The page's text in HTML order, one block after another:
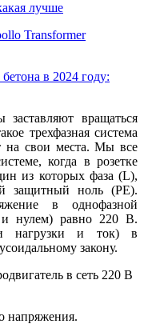
лучше
Transformer
в 2024 году:
вращаться
трехфазная система
на свои места. Мы все
когда в розетке
из которых фаза (L),
защитный ноль (PE).
в однофазной
и нулем) равно 220 В.
нагрузки и ток) в
закону.
напряжения.